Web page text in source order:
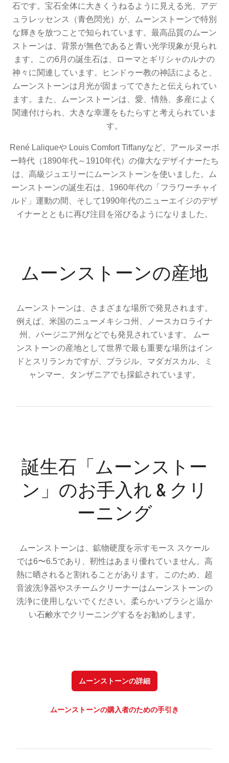
石です。宝石全体に大きくうねるように見える光、アデ
ュラレッセンス（青色閃光）が、ムーンストーンで特別
な輝きを放つことで知られています。最高品質のムーン
ストーンは、背景が無色であると青い光学現象が見られ
ます。この6月の誕生石は、ローマとギリシャのルナの
神々に関連しています。ヒンドゥー教の神話によると、
ムーンストーンは月光が固まってできたと伝えられてい
ます。また、ムーンストーンは、愛、情熱、多産によく
関連付けられ、大きな幸運をもたらすと考えられていま
す。
René Laliqueや Louis Comfort Tiffanyなど、アールヌーボ
ー時代（1890年代～1910年代）の偉大なデザイナーたち
は、高級ジュエリーにムーンストーンを使いました。ム
ーンストーンの誕生石は、1960年代の「フラワーチャイ
ルド」運動の間、そして1990年代のニューエイジのデザ
イナーとともに再び注目を浴びるようになりました。
ムーンストーンの産地
ムーンストーンは、さまざまな場所で発見されます。
例えば、米国のニューメキシコ州、ノースカロライナ
州、バージニア州などでも発見されています。 ムー
ンストーンの産地として世界で最も重要な場所はイン
ドとスリランカですが、ブラジル、マダガスカル、ミ
ャンマー、タンザニアでも採鉱されています。
誕生石「ムーンストー
ン」のお手入れ & クリ
ーニング
ムーンストーンは、鉱物硬度を示すモース スケール
では6〜6.5であり、靭性はあまり優れていません。高
熱に晒されると割れることがあります。このため、超
音波洗浄器やスチームクリーナーはムーンストーンの
洗浄に使用しないでください。柔らかいブラシと温か
い石鹸水でクリーニングするをお勧めします。
ムーンストーンの詳細
ムーンストーンの購入者のための手引き